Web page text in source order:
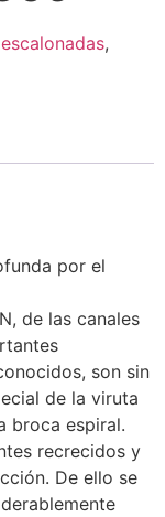
,
por el
de las canales
son sin
de la viruta
broca espiral.
recrecidos y
De ello se